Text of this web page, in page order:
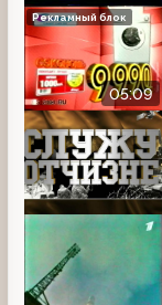
05:09
Рекламный блок